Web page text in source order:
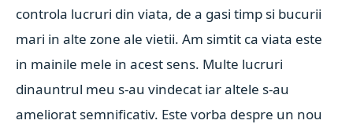
controla lucruri din viata, de a gasi timp si bucurii
mari in alte zone ale vietii. Am simtit ca viata este
in mainile mele in acest sens. Multe lucruri
dinauntrul meu s-au vindecat iar altele s-au
ameliorat semnificativ. Este vorba despre un nou